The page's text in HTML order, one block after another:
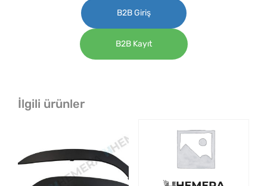
B2B Giriş
B2B Kayıt
İlgili ürünler